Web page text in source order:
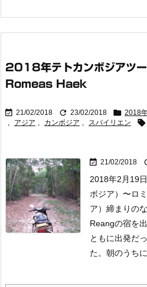
2018年テトカンボジアツ
Romeas Haek
 21/02/2018  23/02/2018  2018
,
アジア , カンボジア , スバイリエン 
 21/02/2018
2018年2月19
ボジア）〜ロ
ア）締まりの
Reangの宿を
ともに出発だ
た。朝のうち